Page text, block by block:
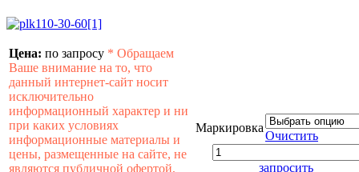
Цена: по запросу * Обращаем
Ваше внимание на то, что
данный интернет-сайт носит
исключительно
информационный характер и ни
при каких условиях
информационные материалы и
цены, размещенные на сайте, не
являются публичной офертой,
Маркировка
Очистить
запросить